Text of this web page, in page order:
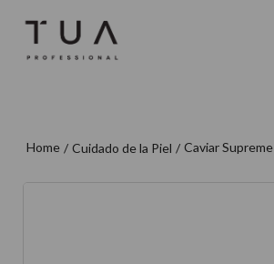
Cuidado de la Piel Caviar